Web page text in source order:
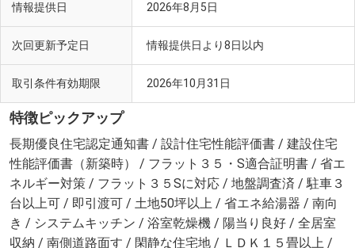
情報提供日 2026年8月5日
次回更新予定日 情報提供日より8日以内
取引条件有効期限 2026年10月31日
特徴ピックアップ
長期優良住宅認定通知書 / 設計住宅性能評価書 / 建設住宅
性能評価書（新築時） / フラット３５・S適合証明書 / 省エ
ネルギー対策 / フラット３５Sに対応 / 地盤調査済 / 駐車３
台以上可 / 即引渡可 / 土地50坪以上 / 省エネ給湯器 / 南向
き / システムキッチン / 浴室乾燥機 / 陽当り良好 / 全居室
収納 / 南側道路面す / 閑静な住宅地 / ＬＤＫ１５畳以上 /